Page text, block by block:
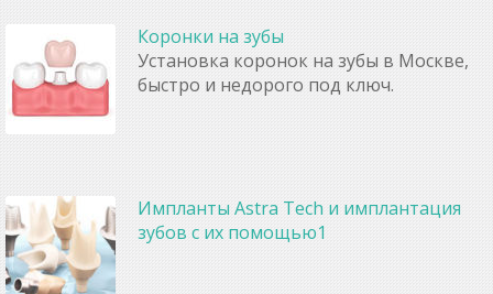
Коронки на зубы
Установка коронок на зубы в Москве,
быстро и недорого под ключ.
Импланты Astra Tech и имплантация
зубов с их помощью1